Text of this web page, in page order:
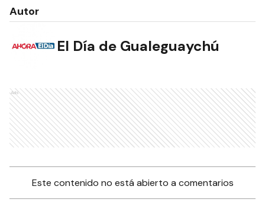
Autor
El Día de Gualeguaychú
Ads
Este contenido no está abierto a comentarios